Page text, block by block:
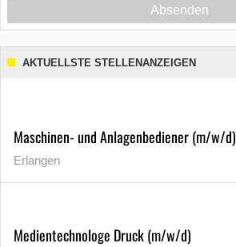
Absenden
AKTUELLSTE STELLENANZEIGEN
Maschinen- und Anlagenbediener (m/w/d)
Erlangen
Medientechnologe Druck (m/w/d)